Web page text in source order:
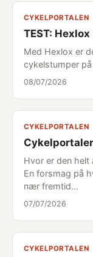
CYKELPORTALEN
TEST: Hexlox
Med Hexlox er
cykelstumper
08/07/2026
CYKELPORTALEN
Hvor er den helt
En forsmag på
nær fremtid...
07/07/2026
CYKELPORTALEN